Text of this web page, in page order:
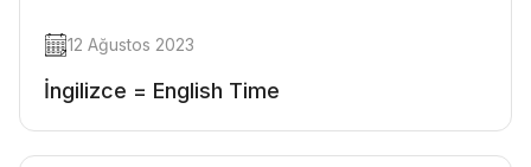
12 Ağustos 2023
İngilizce = English Time